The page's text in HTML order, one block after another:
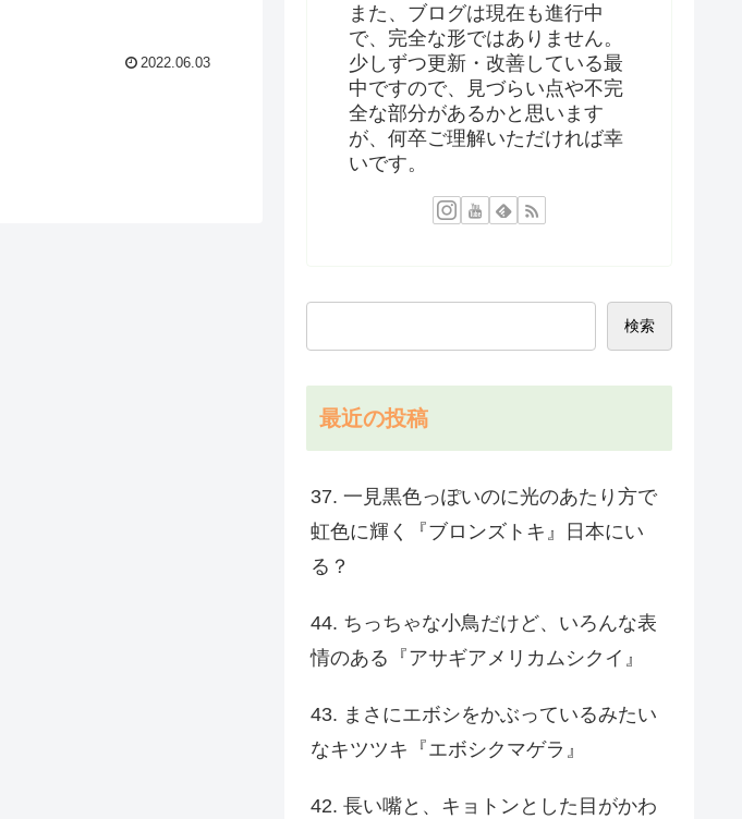
2022.06.03
また、ブログは現在も進行中
で、完全な形ではありません。
少しずつ更新・改善している最
中ですので、見づらい点や不完
全な部分があるかと思います
が、何卒ご理解いただければ幸
いです。
検索
最近の投稿
37. 一見黒色っぽいのに光のあたり方で
虹色に輝く『ブロンズトキ』日本にい
る？
44. ちっちゃな小鳥だけど、いろんな表
情のある『アサギアメリカムシクイ』
43. まさにエボシをかぶっているみたい
なキツツキ『エボシクマゲラ』
42. 長い嘴と、キョトンとした目がかわ